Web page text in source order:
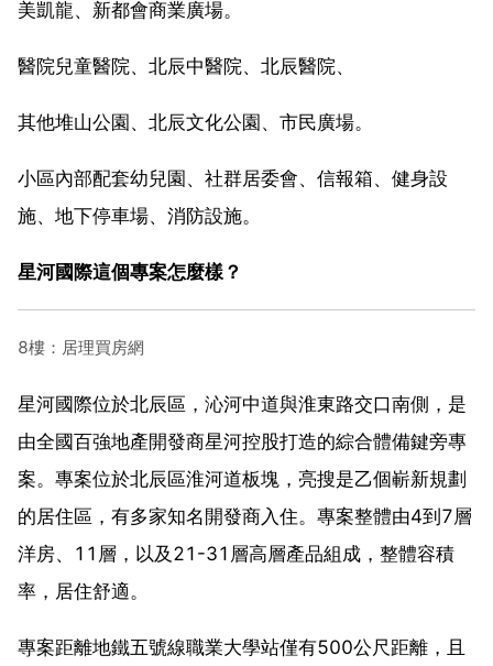
美凱龍、新都會商業廣場。
醫院兒童醫院、北辰中醫院、北辰醫院、
其他堆山公園、北辰文化公園、市民廣場。
小區內部配套幼兒園、社群居委會、信報箱、健身設
施、地下停車場、消防設施。
星河國際這個專案怎麼樣？
8樓：居理買房網
星河國際位於北辰區，沁河中道與淮東路交口南側，是
由全國百強地產開發商星河控股打造的綜合體備鍵旁專
案。專案位於北辰區淮河道板塊，亮搜是乙個嶄新規劃
的居住區，有多家知名開發商入住。專案整體由4到7層
洋房、11層，以及21-31層高層產品組成，整體容積
率，居住舒適。
專案距離地鐵五號線職業大學站僅有500公尺距離，且